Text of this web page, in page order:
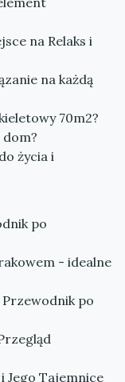
na Relaks i
na każdą
70m2?
życia i
po
- idealne
po
Jego Tajemnice